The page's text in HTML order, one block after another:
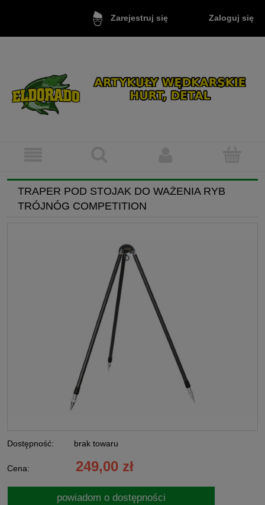
Zarejestruj się Zaloguj się
TRAPER POD STOJAK DO WAŻENIA RYB
TRÓJNÓG COMPETITION
Dostępność: brak towaru
Cena: 249,00 zł
powiadom o dostępności